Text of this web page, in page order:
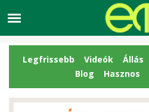
Legfrissebb Videók Állás
Blog
Hasznos